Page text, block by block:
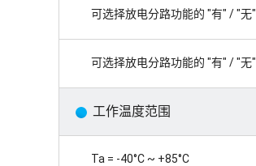
可选择放电分路功能的 "有" / "
可选择放电分路功能的 "有" / "
工作温度范围
Ta = -40°C ~ +85°C